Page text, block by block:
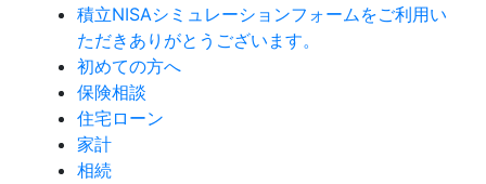
積立NISAシミュレーションフォームをご利用い
ただきありがとうございます。
初めての方へ
保険相談
住宅ローン
家計
相続